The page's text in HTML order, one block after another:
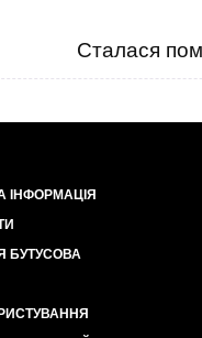
Сталася
ІНФОРМАЦІЯ
БУТУСОВА